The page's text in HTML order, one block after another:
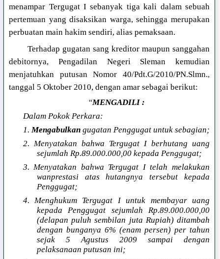
menampar Tergugat I sebanyak tiga kali dalam sebuah
pertemuan yang disaksikan warga, sehingga merupakan
perbuatan main hakim sendiri, alias pemaksaan.
Terhadap gugatan sang kreditor maupun sanggahan
debitornya, Pengadilan Negeri Sleman kemudian
menjatuhkan putusan Nomor 40/Pdt.G/2010/PN.Slmn.,
tanggal 5 Oktober 2010, dengan amar sebagai berikut:
“MENGADILI :
Dalam Pokok Perkara:
1.Mengabulkangugatan Penggugat untuk sebagian;
2. Menyatakan bahwa Tergugat I berhutang uang
sejumlah Rp.89.000.000,00 kepada Penggugat;
3. Menyatakan bahwa Tergugat I telah melakukan
wanprestasi atas hutangnya tersebut kepada
Penggugat;
4. Menghukum Tergugat I untuk membayar uang
kepada Penggugat sejumlah Rp.89.000.000,00
(delapan puluh sembilan juta Rupiah) ditambah
dengan bunganya 6% (enam persen) per tahun
sejak 5 Agustus 2009 sampai dengan
pelaksanaan putusan ini;